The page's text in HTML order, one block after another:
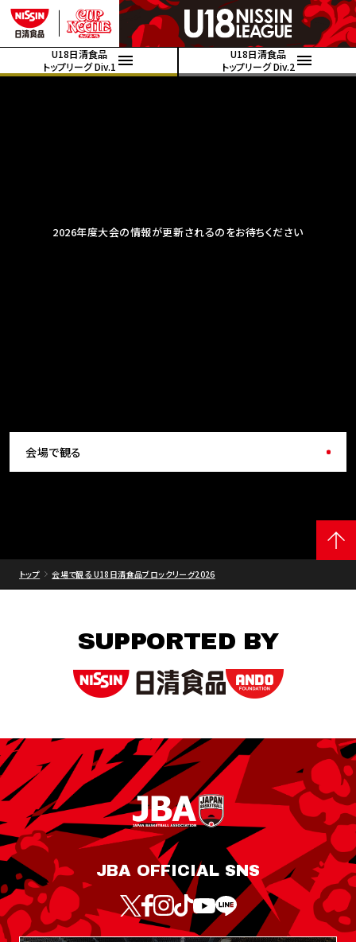
U18日清食品
トップリーグ Div.1
U18日清食品
トップリーグ Div.2
2026年度大会の情報が更新されるのをお待ちください
会場で観る
トップ 会場で観る U18日清食品ブロックリーグ2026
SUPPORTED BY
JBA OFFICIAL SNS